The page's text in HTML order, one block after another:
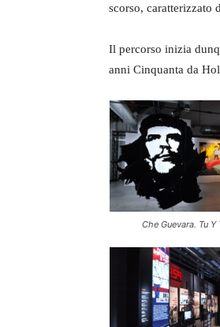
scorso,
Il percorso inizia
anni Cinquanta da
Che Guevara. Tu Y